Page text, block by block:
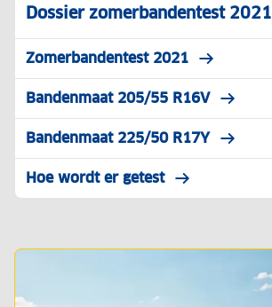
Dossier zomerbandentest 2021
Zomerbandentest 2021
Bandenmaat 205/55 R16V
Bandenmaat 225/50 R17Y
Hoe wordt er getest